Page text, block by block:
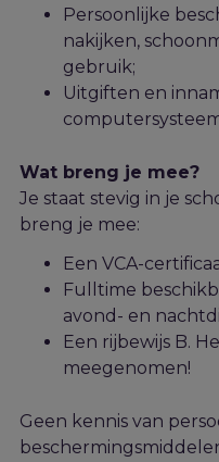
Persoonlijke
nakijken,
gebruik;
Uitgiften en
Wat breng je mee?
Je staat stevig in je
breng je mee:
Een VCA-
Fulltime
avond- en
Een rijbewijs B.
meegenomen!
Geen kennis van